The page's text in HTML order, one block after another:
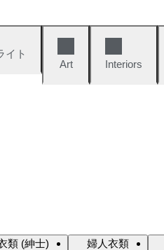
イト
Art
Interiors
類 (紳士) 婦人衣類